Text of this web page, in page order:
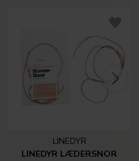
LINEDYR
LINEDYR LÆDERSNOR